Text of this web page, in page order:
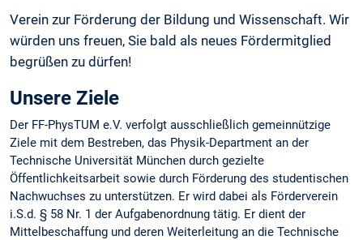
Verein zur Förderung der Bildung und Wissenschaft. Wir
würden uns freuen, Sie bald als neues Fördermitglied
begrüßen zu dürfen!
Unsere Ziele
Der FF-PhysTUM e.V. verfolgt ausschließlich gemeinnützige
Ziele mit dem Bestreben, das Physik-Department an der
Technische Universität München durch gezielte
Öffentlichkeitsarbeit sowie durch Förderung des studentischen
Nachwuchses zu unterstützen. Er wird dabei als Förderverein
i.S.d. § 58 Nr. 1 der Aufgabenordnung tätig. Er dient der
Mittelbeschaffung und deren Weiterleitung an die Technische